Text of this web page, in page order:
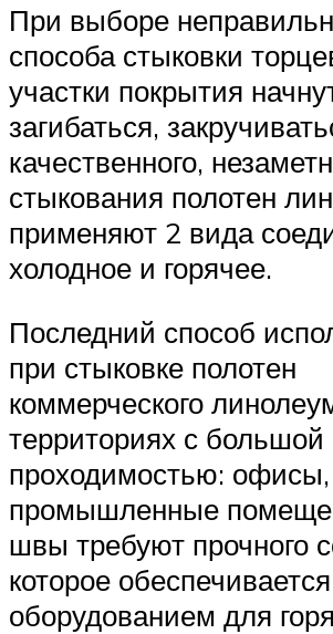
При выборе
способа стыковки
участки покрытия
загибаться,
качественного,
стыкования полотен
применяют 2 вида
холодное и горячее.
Последний способ
при стыковке полотен
коммерческого
территориях с большой
проходимостью: офисы,
промышленные
швы требуют прочного
которое обеспечивается
оборудованием для